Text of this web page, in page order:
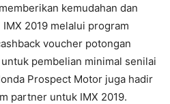
kemudahan dan
2019 melalui program
voucher potongan
pembelian minimal senilai
Prospect Motor juga hadir
partner untuk IMX 2019.